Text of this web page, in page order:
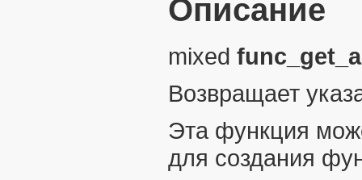
Описание
mixed
Возвращает
Эта функция
для создания